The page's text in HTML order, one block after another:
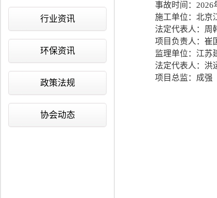
行业资讯
环保资讯
政策法规
协会动态
事故时间：2026
施工单位：北京
法定代表人：周
项目负责人：崔
监理单位：江苏
法定代表人：洪
项目总监：成强